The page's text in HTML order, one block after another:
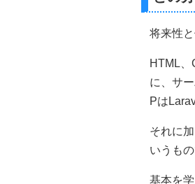
将来性
HTML、
に、サ
Pは
それに
いうも
基本を